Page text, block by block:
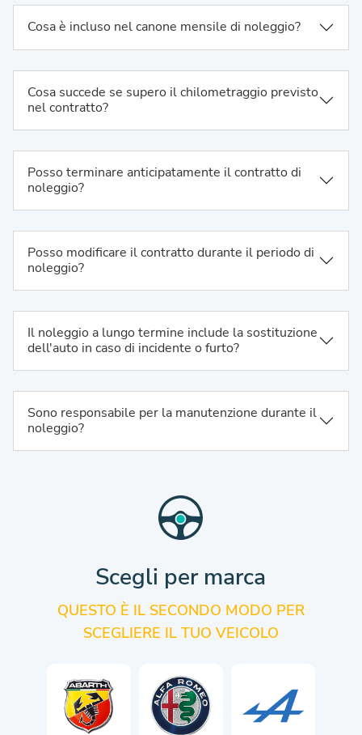
Cosa è incluso nel canone mensile di noleggio?
Cosa succede se supero il chilometraggio previsto
nel contratto?
Posso terminare anticipatamente il contratto di
noleggio?
Posso modificare il contratto durante il periodo di
noleggio?
Il noleggio a lungo termine include la sostituzione
dell'auto in caso di incidente o furto?
Sono responsabile per la manutenzione durante il
noleggio?
Scegli per marca
QUESTO È IL SECONDO MODO PER
SCEGLIERE IL TUO VEICOLO